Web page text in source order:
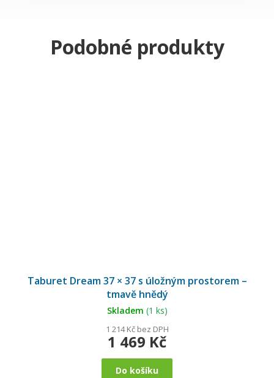
Taburet Dream 37 × 37 s úložným prostorem –
tmavě hnědý
Skladem (1 ks)
1 214 Kč bez DPH
1 469 Kč
Do košíku